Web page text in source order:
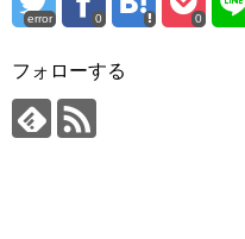
error 0 0
フォローする